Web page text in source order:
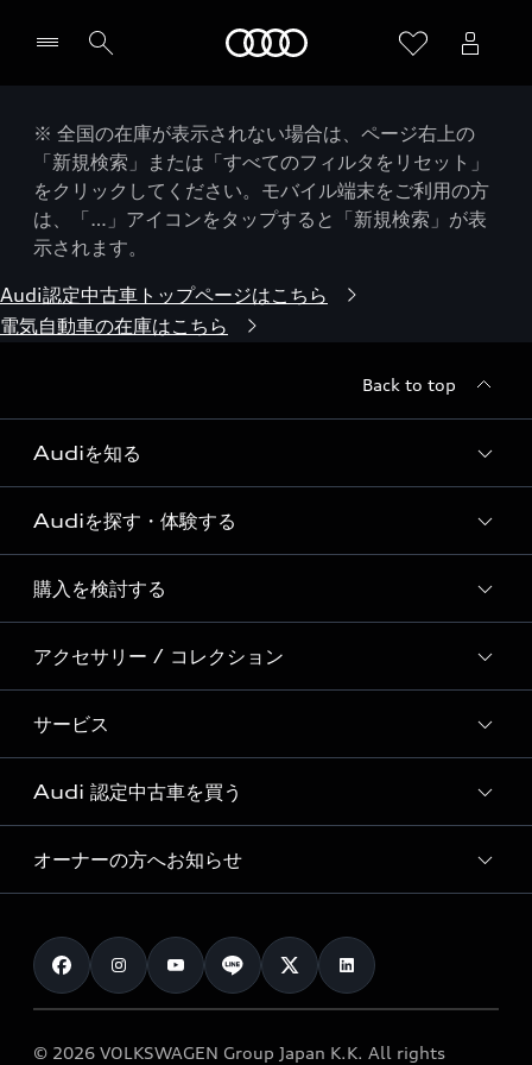
※ 全国の在庫が表示されない場合は、ページ右上の
「新規検索」または「すべてのフィルタをリセット」
をクリックしてください。モバイル端末をご利用の方
は、「…」アイコンをタップすると「新規検索」が表
示されます。
Audi認定中古車トップページはこちら
電気自動車の在庫はこちら
Back to top
Audiを知る
Audi ブランド
Story of Progress
Audi Sport
Formula 1®
デジタルサービス
Audiを探す・体験する
ディーラー検索
新車在庫検索
試乗車・展示車検索
見積り依頼
試乗予約
購入を検討する
モデル一覧
特別仕様モデル / 限定モデル
e-tronラインアップ
価格シミュレーション
車両比較
カタログ一覧
アクセサリー / コレクション
純正アクセサリー
オンラインショップ
Audi collection
アウディナビアプリ
サービス
サービス入庫予約
サービスプログラム
メンテナンス
車検 / 定期点検
e-tronアフターサポート
Audi 認定中古車を買う
Audi認定中古車
クオリティ
保証
メンテナンス
オーナーの方へお知らせ
お知らせ
オーナー様向けキャンペーン
© 2026 VOLKSWAGEN Group Japan K.K. All rights